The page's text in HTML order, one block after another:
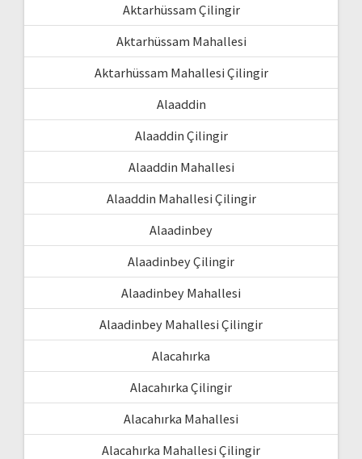
Aktarhüssam Çilingir
Aktarhüssam Mahallesi
Aktarhüssam Mahallesi Çilingir
Alaaddin
Alaaddin Çilingir
Alaaddin Mahallesi
Alaaddin Mahallesi Çilingir
Alaadinbey
Alaadinbey Çilingir
Alaadinbey Mahallesi
Alaadinbey Mahallesi Çilingir
Alacahırka
Alacahırka Çilingir
Alacahırka Mahallesi
Alacahırka Mahallesi Çilingir